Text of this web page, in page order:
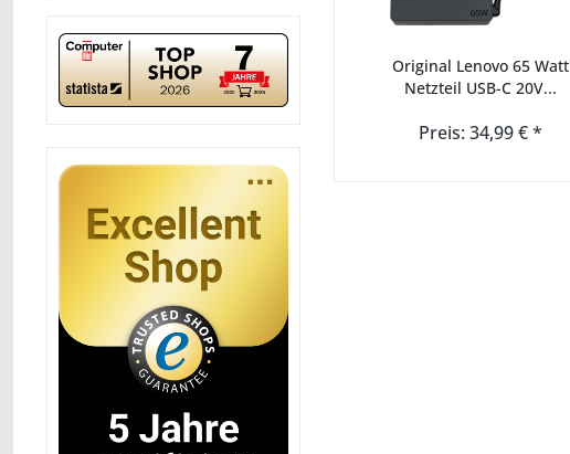
Original Lenovo 65 Watt
Netzteil USB-C 20V...
Preis: 34,99 € *